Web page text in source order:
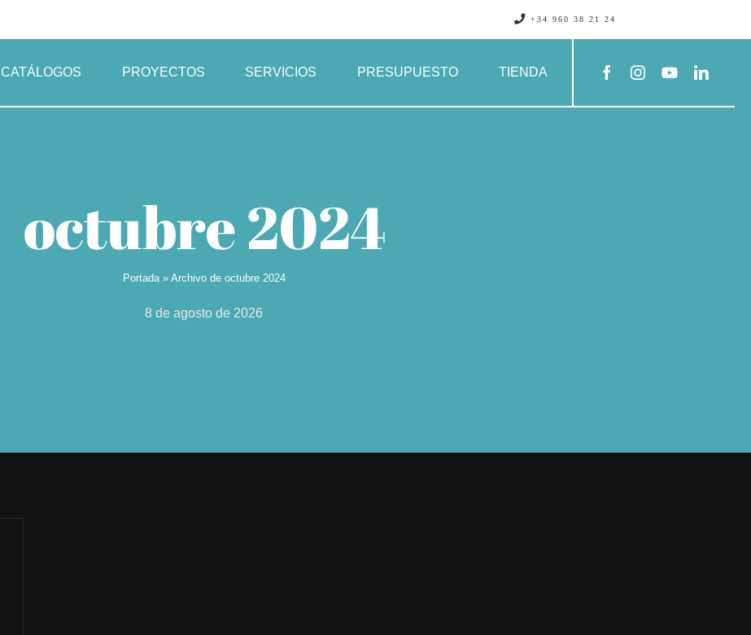
+34 960 38 21 24
CATÁLOGOS PROYECTOS SERVICIOS PRESUPUESTO TIENDA
octubre 2024
Portada» Archivo de octubre 2024
8 de agosto de 2026